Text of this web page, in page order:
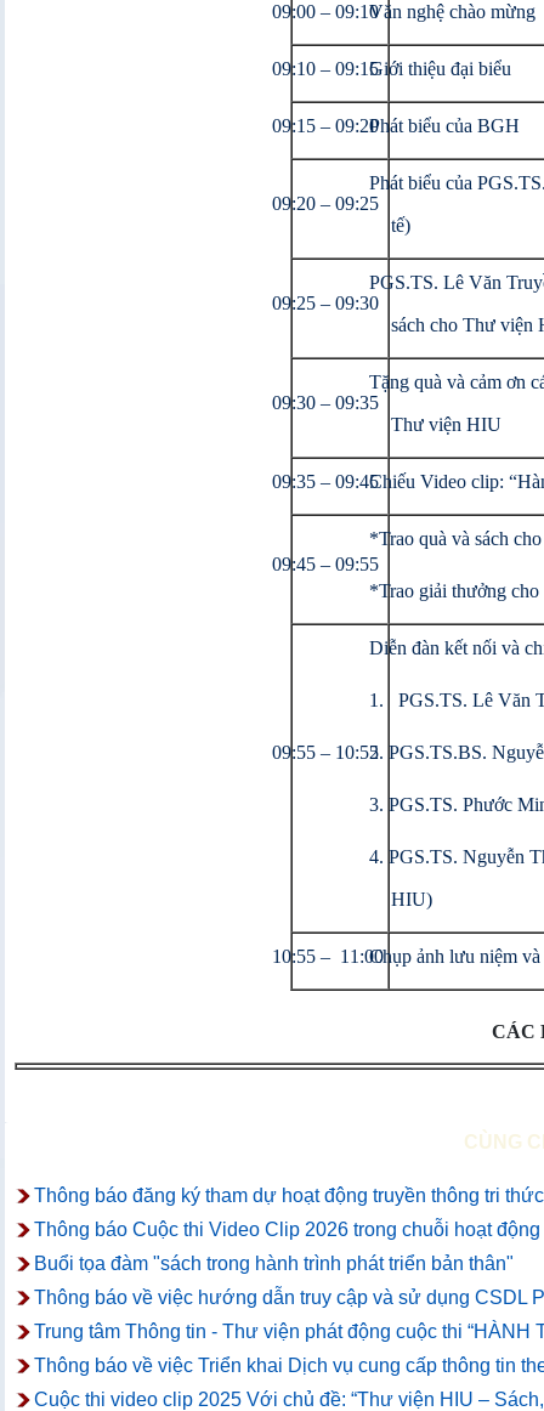
09:00 – 09:10Văn nghệ chào mừng
09:10 – 09:15Giới thiệu đại biểu
09:15 – 09:20Phát biểu của BGH
09:20 – 09:25
Phát biểu của
tế)
09:25 – 09:30
PGS.TS. Lê Văn
sách cho Thư viện
09:30 – 09:35
Tặng quà và cảm ơn
Thư viện HIU
09:35 – 09:45Chiếu Video clip:
09:45 – 09:55
*Trao quà và sách
*Trao giải thưởng cho
09:55 – 10:55
Diễn đàn kết nối và
1. PGS.TS. Lê Văn
2. PGS.TS.BS.
3. PGS.TS. Phước
4. PGS.TS. Nguyễn
HIU)
10:55 – 11:00Chụp ảnh lưu niệm
CÁC
CÙNG
Thông báo đăng ký tham dự hoạt động truyền thông tri
Thông báo Cuộc thi Video Clip 2026 trong chuỗi hoạt
Buổi tọa đàm "sách trong hành trình phát triển bản thân"
Thông báo về việc hướng dẫn truy cập và sử dụng CSDL
Trung tâm Thông tin - Thư viện phát động cuộc thi
Thông báo về việc Triển khai Dịch vụ cung cấp thông tin
Cuộc thi video clip 2025 Với chủ đề: “Thư viện HIU –